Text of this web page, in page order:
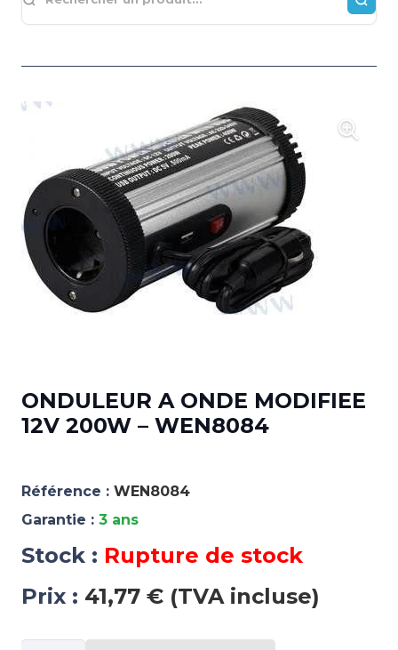
ONDULEUR A ONDE MODIFIEE
12V 200W – WEN8084
Référence : WEN8084
Garantie : 3 ans
Stock : Rupture de stock
Prix : 41,77 € (TVA incluse)